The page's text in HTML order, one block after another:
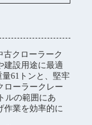
古クローラーク
建設用途に最適
61トンと、堅牢
ローラークレー
ルの範囲にあ
作業を効率的に